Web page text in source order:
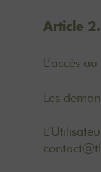
Article
L’accès
Les